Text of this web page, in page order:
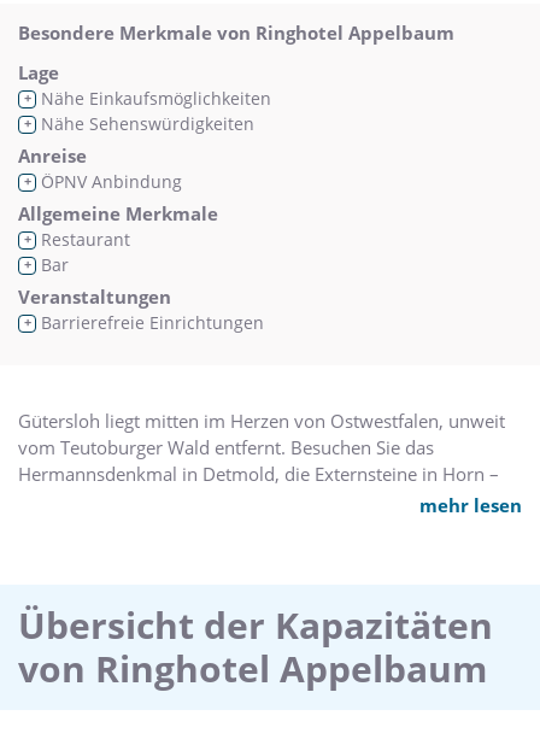
Besondere Merkmale von Ringhotel Appelbaum
Lage
+ Nähe Einkaufsmöglichkeiten
+ Nähe Sehenswürdigkeiten
Anreise
+ ÖPNV Anbindung
Allgemeine Merkmale
+ Restaurant
+ Bar
Veranstaltungen
+ Barrierefreie Einrichtungen
Gütersloh liegt mitten im Herzen von Ostwestfalen, unweit
vom Teutoburger Wald entfernt. Besuchen Sie das
Hermannsdenkmal in Detmold, die Externsteine in Horn –
Bad Meinberg oder wandern Sie durch den Teutoburger
mehr lesen
Übersicht der Kapazitäten
von Ringhotel Appelbaum